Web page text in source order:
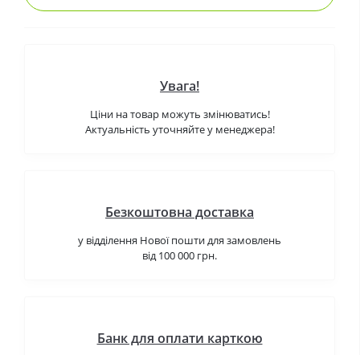
Увага!
Ціни на товар можуть змінюватись!
Актуальність уточняйте у менеджера!
Безкоштовна доставка
у відділення Нової пошти для замовлень
від 100 000 грн.
Банк для оплати карткою